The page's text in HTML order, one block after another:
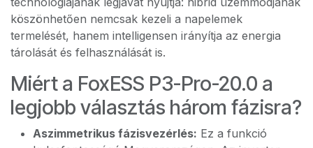
köszönhetően nemcsak kezeli a napelemek
termelését, hanem intelligensen irányítja az energia
tárolását és felhasználását is.
Miért a FoxESS P3-Pro-20.0 a
legjobb választás három fázisra?
Aszimmetrikus fázisvezérlés: Ez a funkció